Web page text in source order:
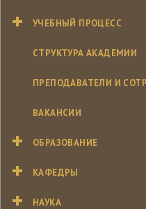
УЧЕБНЫЙ ПРОЦЕСС
СТРУКТУРА АКАДЕМИИ
ПРЕПОДАВАТЕЛИ И
ВАКАНСИИ
ОБРАЗОВАНИЕ
КАФЕДРЫ
НАУКА